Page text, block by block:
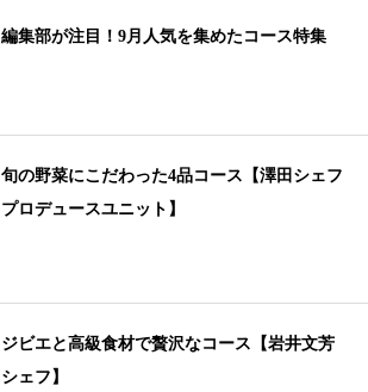
編集部が注目！9月人気を集めたコース特集
旬の野菜にこだわった4品コース【澤田シェフ
プロデュースユニット】
ジビエと高級食材で贅沢なコース【岩井文芳
シェフ】